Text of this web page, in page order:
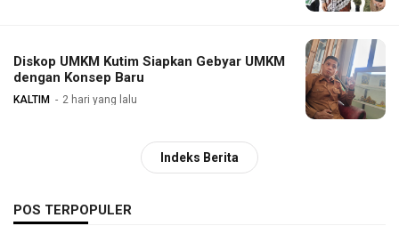
Diskop UMKM Kutim Siapkan Gebyar UMKM
dengan Konsep Baru
KALTIM 2 hari yang lalu
Indeks Berita
POS TERPOPULER